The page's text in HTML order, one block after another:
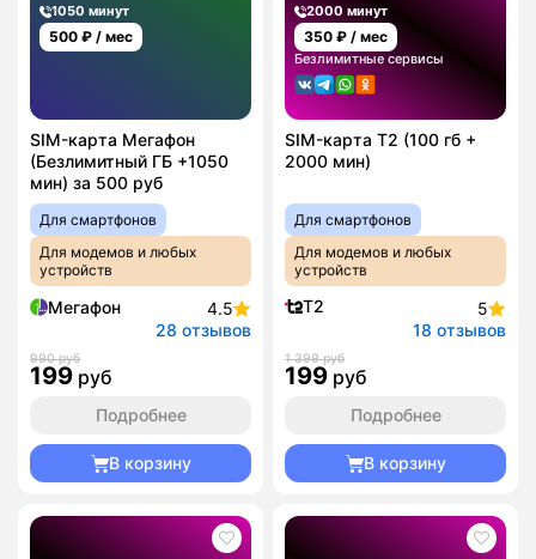
1050 минут
500 ₽ / мес
SIM-карта Мегафон
(Безлимитный ГБ +1050
мин) за 500 руб
Для смартфонов
Для модемов и любых
устройств
Мегафон
4.5
28 отзывов
990 руб
199 руб
Подробнее
В корзину
2000 минут
350 ₽ / мес
Безлимитные сервисы
SIM-карта T2 (100 гб +
2000 мин)
Для смартфонов
Для модемов и любых
устройств
T2
5
18 отзывов
1 399 руб
199 руб
Подробнее
В корзину